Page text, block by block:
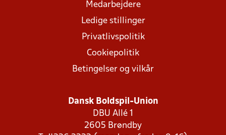
Medarbejdere
Ledige stillinger
Privatlivspolitik
Cookiepolitik
Betingelser og vilkår
Dansk Boldspil-Union
DBU Allé 1
2605 Brøndby